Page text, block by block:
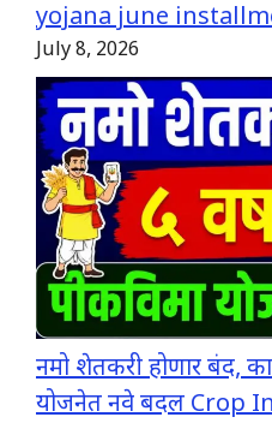
yojana june
July 8, 2026
नमो शेतकरी होणार बंद,
योजनेत नवे बदल Crop